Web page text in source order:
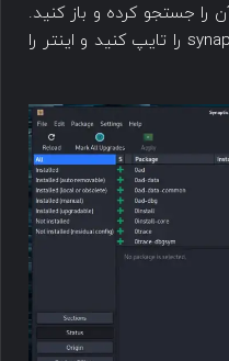
را جستجو کرده و باز کنید.
هم‌چنین می‌توانید در ترمینال synaptic را تایپ کنید و اینتر را